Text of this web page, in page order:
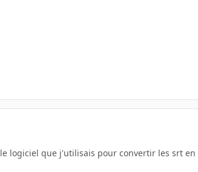
logiciel que j'utilisais pour convertir les srt en